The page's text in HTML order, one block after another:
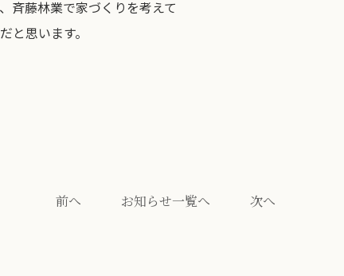
斉藤林業で家づくりを考えて
と思います。
前へ お知らせ一覧へ 次へ